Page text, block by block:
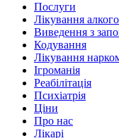
Послуги
Лікування
Виведення з
Кодування
Лікування
Ігроманія
Реабілітація
Психіатрія
Ціни
Про нас
Лікарі